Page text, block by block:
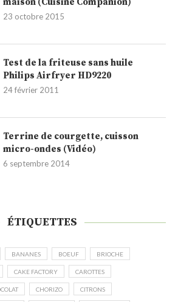
maison (Cuisine Companion)
23 octobre 2015
Test de la friteuse sans huile
Philips Airfryer HD9220
24 février 2011
Terrine de courgette, cuisson
micro-ondes (Vidéo)
6 septembre 2014
ÉTIQUETTES
BANANES BOEUF BRIOCHE
CAKE FACTORY CAROTTES
CHORIZO CITRONS